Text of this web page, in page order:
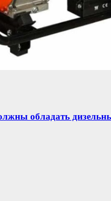
обладать